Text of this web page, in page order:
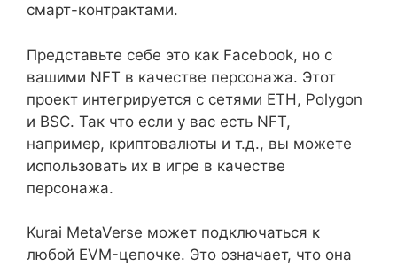
смарт-контрактами.
Представьте себе это как Facebook, но с
вашими NFT в качестве персонажа. Этот
проект интегрируется с сетями ETH, Polygon
и BSC. Так что если у вас есть NFT,
например, криптовалюты и т.д., вы можете
использовать их в игре в качестве
персонажа.
Kurai MetaVerse может подключаться к
любой EVM-цепочке. Это означает, что она